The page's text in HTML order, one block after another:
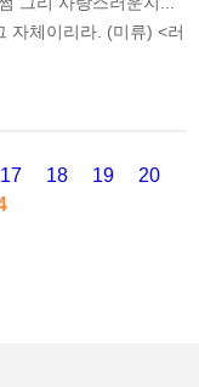
자체이리라. (미류) <러
17 18 19
20